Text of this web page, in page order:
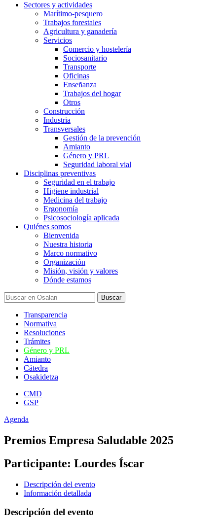
Sectores y actividades
Marítimo-pesquero
Trabajos forestales
Agricultura y ganadería
Servicios
Comercio y hostelería
Sociosanitario
Transporte
Oficinas
Enseñanza
Trabajos del hogar
Otros
Construcción
Industria
Transversales
Gestión de la prevención
Amianto
Género y PRL
Seguridad laboral vial
Disciplinas preventivas
Seguridad en el trabajo
Higiene industrial
Medicina del trabajo
Ergonomía
Psicosociología aplicada
Quiénes somos
Bienvenida
Nuestra historia
Marco normativo
Organización
Misión, visión y valores
Dónde estamos
Transparencia
Normativa
Resoluciones
Trámites
Género y PRL
Amianto
Cátedra
Osakidetza
CMD
GSP
Agenda
Premios Empresa Saludable 2025
Participante: Lourdes Íscar
Descripción del evento
Información detallada
Descripción del evento